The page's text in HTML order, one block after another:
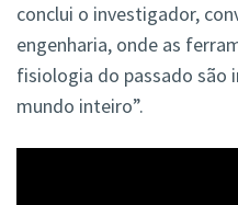
conclui o investigador,
engenharia, onde as
fisiologia do passado são
mundo inteiro”.